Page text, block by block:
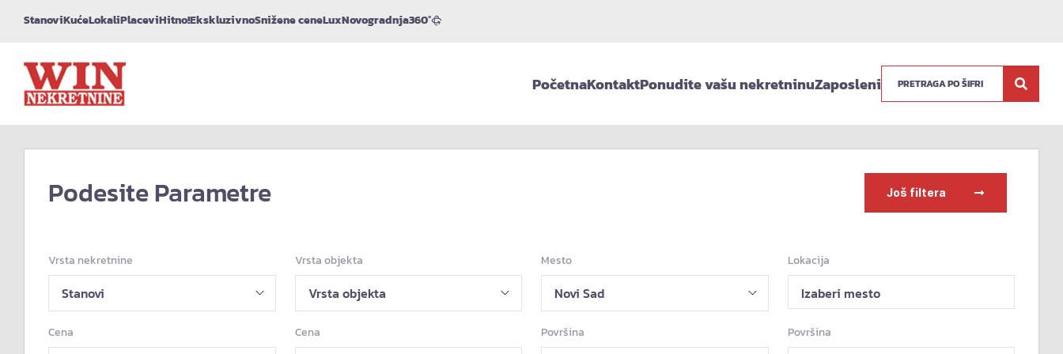
StanoviKućeLokaliPlaceviHitno!EkskluzivnoSnižene ceneLuxNovogradnja360°
PočetnaKontaktPonudite vašu nekretninuZaposleni
Podesite Parametre Još filtera
Vrsta nekretnine Vrsta objekta Mesto Lokacija
Izaberi mesto
Cena Cena Površina Površina